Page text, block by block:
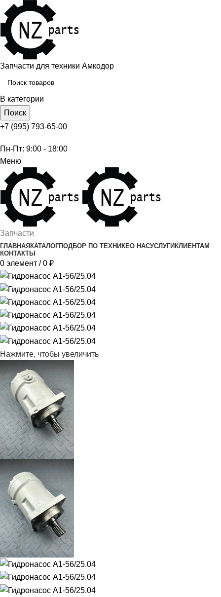
Запчасти для техники Амкодор
В категории
Поиск
+7 (995) 793-65-00
Пн-Пт: 9:00 - 18:00
Меню
Запчасти
ГЛАВНАЯ КАТАЛОГПОДБОР ПО ТЕХНИКЕО НАСУСЛУГИ КЛИЕНТАМ
КОНТАКТЫ
0 элемент / 0 ₽
Нажмите, чтобы увеличить